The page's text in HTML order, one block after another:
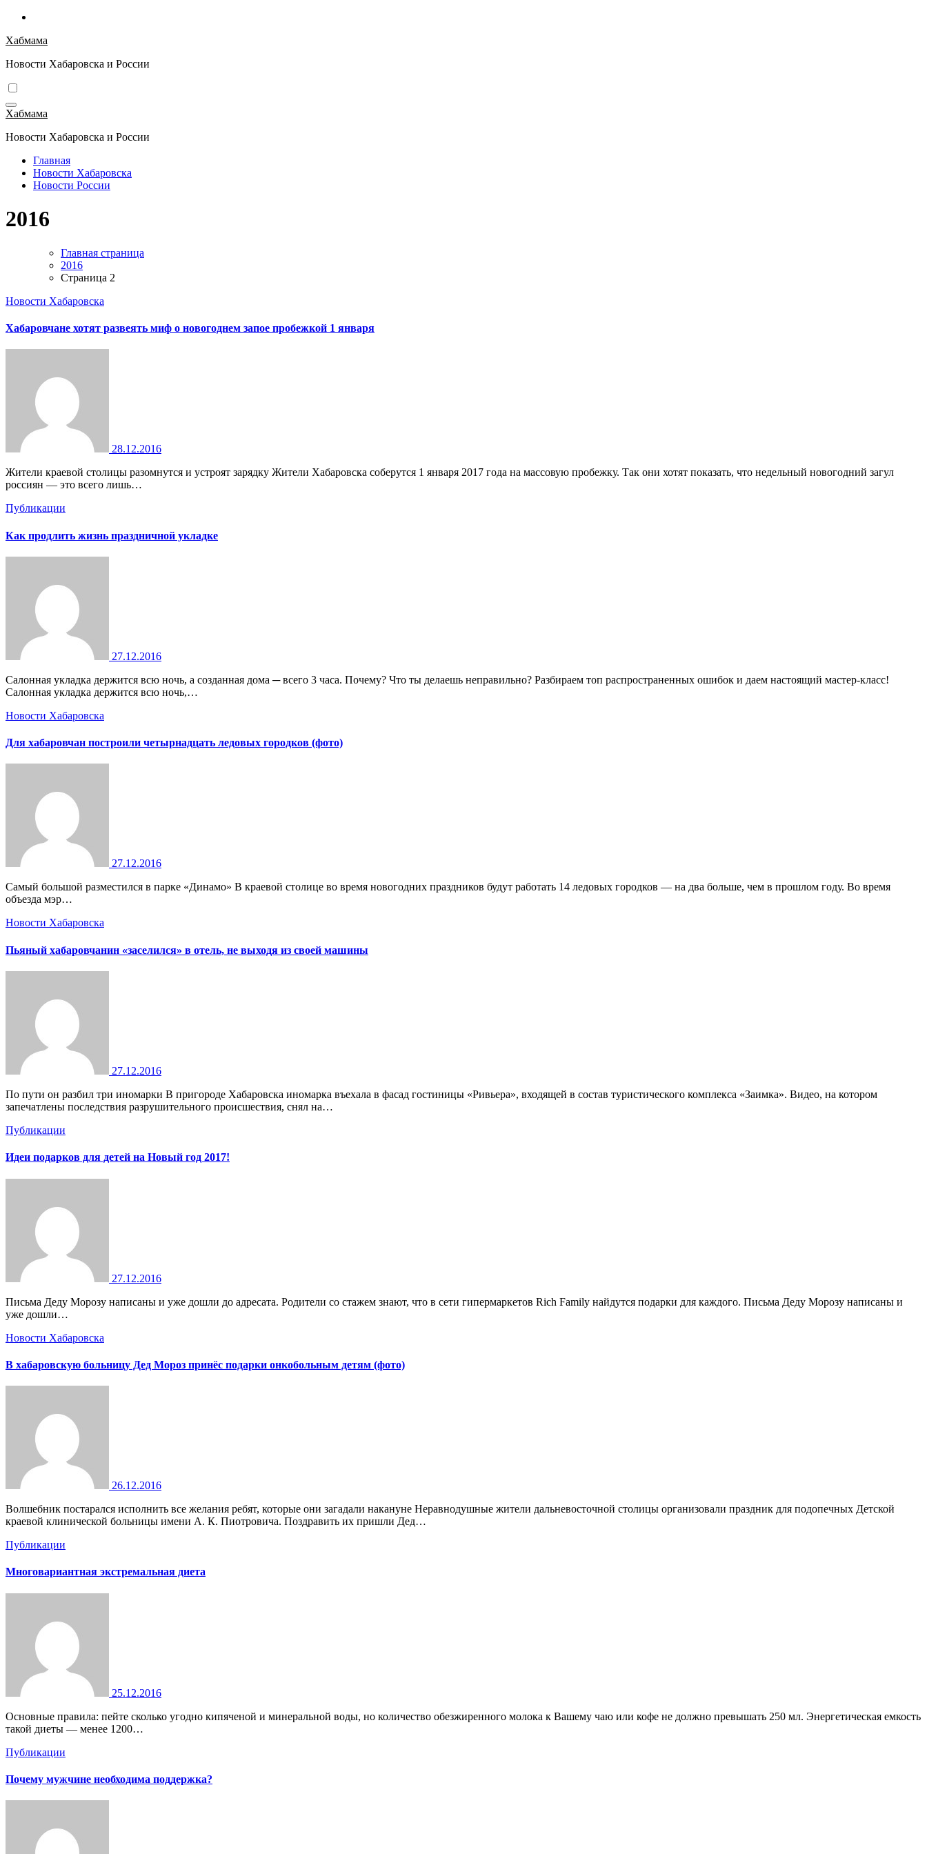
Перейти
содержимому
Хабмама
Новости Хабаровска и России
Хабмама
Новости Хабаровска и России
Главная
Новости Хабаровска
Новости России
2016
Главная страница
2016
Страница 2
Новости Хабаровска
Хабаровчане хотят развеять миф о новогоднем запое пробежкой 1 января
28.12.2016
Жители краевой столицы разомнутся и устроят зарядку Жители Хабаровска соберутся 1 января 2017 года на массовую пробежку. Так они хотят показать, что недельный новогодний загул
россиян — это всего лишь…
Публикации
Как продлить жизнь праздничной укладке
27.12.2016
Салонная укладка держится всю ночь, а созданная дома ─ всего 3 часа. Почему? Что ты делаешь неправильно? Разбираем топ распространенных ошибок и даем настоящий мастер-класс!
Салонная укладка держится всю ночь,…
Новости Хабаровска
Для хабаровчан построили четырнадцать ледовых городков (фото)
27.12.2016
Самый большой разместился в парке «Динамо» В краевой столице во время новогодних праздников будут работать 14 ледовых городков — на два больше, чем в прошлом году. Во время
объезда мэр…
Новости Хабаровска
Пьяный хабаровчанин «заселился» в отель, не выходя из своей машины
27.12.2016
По пути он разбил три иномарки В пригороде Хабаровска иномарка въехала в фасад гостиницы «Ривьера», входящей в состав туристического комплекса «Заимка». Видео, на котором
запечатлены последствия разрушительного происшествия, снял на…
Публикации
Идеи подарков для детей на Новый год 2017!
27.12.2016
Письма Деду Морозу написаны и уже дошли до адресата. Родители со стажем знают, что в сети гипермаркетов Rich Family найдутся подарки для каждого. Письма Деду Морозу написаны и
уже дошли…
Новости Хабаровска
В хабаровскую больницу Дед Мороз принёс подарки онкобольным детям (фото)
26.12.2016
Волшебник постарался исполнить все желания ребят, которые они загадали накануне Неравнодушные жители дальневосточной столицы организовали праздник для подопечных Детской
краевой клинической больницы имени А. К. Пиотровича. Поздравить их пришли Дед…
Публикации
Многовариантная экстремальная диета
25.12.2016
Основные правила: пейте сколько угодно кипяченой и минеральной воды, но количество обезжиренного молока к Вашему чаю или кофе не должно превышать 250 мл. Энергетическая емкость
такой диеты — менее 1200…
Публикации
Почему мужчине необходима поддержка?